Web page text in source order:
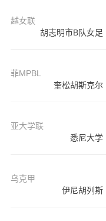
越女联
胡志明市B队女足
菲MPBL
奎松胡斯克尔
亚大学联
悉尼大学
乌克甲
伊尼胡列斯